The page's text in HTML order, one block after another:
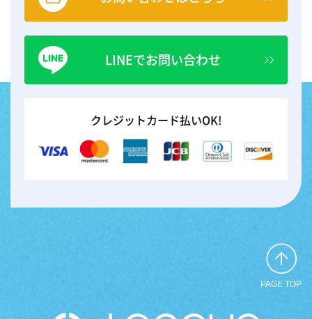
LINEでお問い合わせ
クレジットカード払いOK!
PAGE TOP